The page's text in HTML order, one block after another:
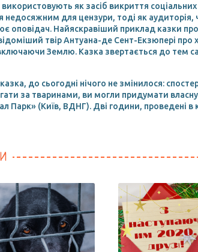
як засіб викриття соціальних
недосяжним для цензури, тоді як
оповідач. Найяскравіший приклад казки
твір Антуана-де Сент-Екзюпері про
Землю. Казка звертається до тем
до сьогодні нічого не змінилося:
за тваринами, ви могли придумати власну
Парк» (Київ, ВДНГ). Дві години, проведені в